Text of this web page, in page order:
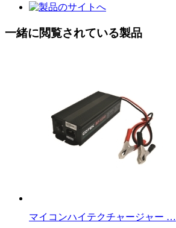
一緒に閲覧されている製品
マイコンハイテクチャージャー …